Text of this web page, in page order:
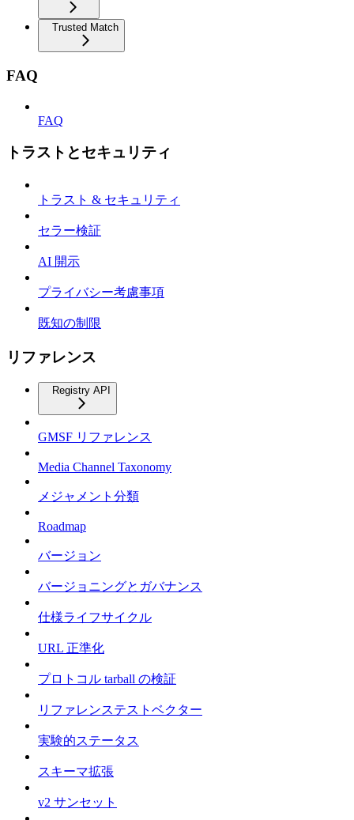
Trusted Match
FAQ
FAQ
トラストとセキュリティ
トラスト & セキュリティ
セラー検証
AI 開示
プライバシー考慮事項
既知の制限
リファレンス
Registry API
GMSF リファレンス
Media Channel Taxonomy
メジャメント分類
Roadmap
バージョン
バージョニングとガバナンス
仕様ライフサイクル
URL 正準化
プロトコル tarball の検証
リファレンステストベクター
実験的ステータス
スキーマ拡張
v2 サンセット